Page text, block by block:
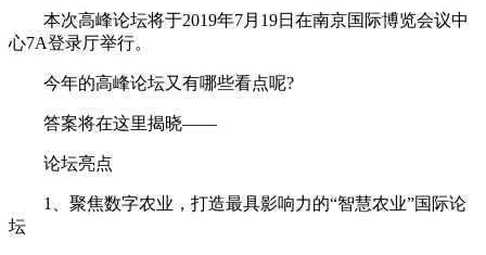
本次高峰论坛将于2019年7月19日在南京国际博览会议中
心7A登录厅举行。
今年的高峰论坛又有哪些看点呢?
答案将在这里揭晓——
论坛亮点
1、聚焦数字农业，打造最具影响力的“智慧农业”国际论
坛